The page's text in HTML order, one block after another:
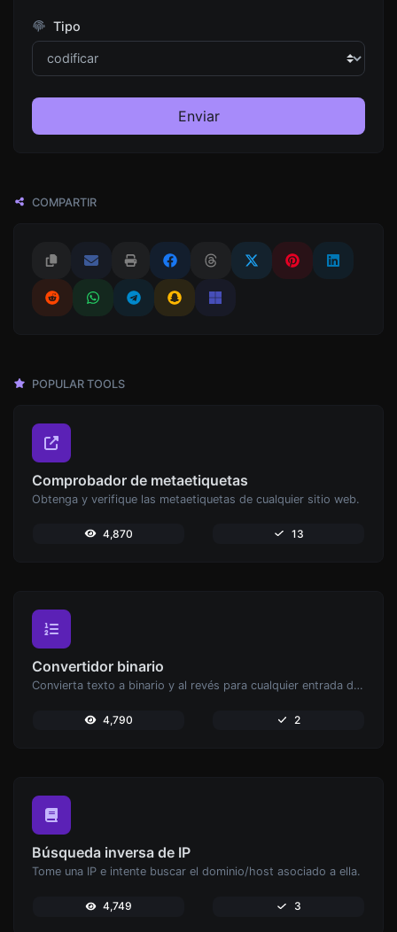
Tipo
Enviar
COMPARTIR
POPULAR TOOLS
Comprobador de metaetiquetas
Obtenga y verifique las metaetiquetas de cualquier sitio web.
4,870 13
Convertidor binario
Convierta texto a binario y al revés para cualquier entrada de cadena.
4,790 2
Búsqueda inversa de IP
Tome una IP e intente buscar el dominio/host asociado a ella.
4,749 3